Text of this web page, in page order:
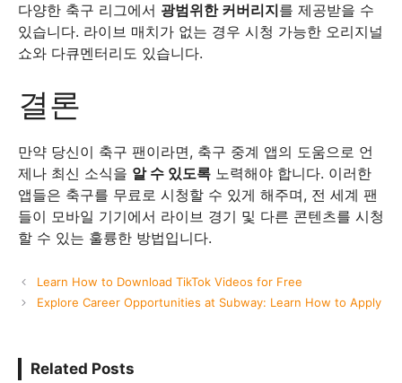
다양한 축구 리그에서 광범위한 커버리지를 제공받을 수
있습니다. 라이브 매치가 없는 경우 시청 가능한 오리지널
쇼와 다큐멘터리도 있습니다.
결론
만약 당신이 축구 팬이라면, 축구 중계 앱의 도움으로 언
제나 최신 소식을 알 수 있도록 노력해야 합니다. 이러한
앱들은 축구를 무료로 시청할 수 있게 해주며, 전 세계 팬
들이 모바일 기기에서 라이브 경기 및 다른 콘텐츠를 시청
할 수 있는 훌륭한 방법입니다.
Learn How to Download TikTok Videos for Free
Explore Career Opportunities at Subway: Learn How to Apply
Related Posts